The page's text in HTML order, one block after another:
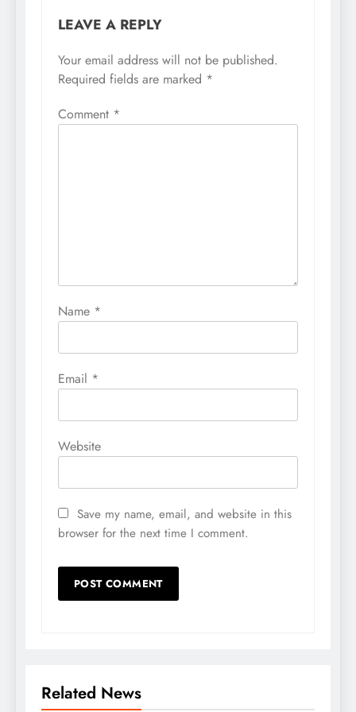
LEAVE A REPLY
Your email address will not be published.
Required fields are marked *
Comment *
Name *
Email *
Website
Save my name, email, and website in this
browser for the next time I comment.
Related News